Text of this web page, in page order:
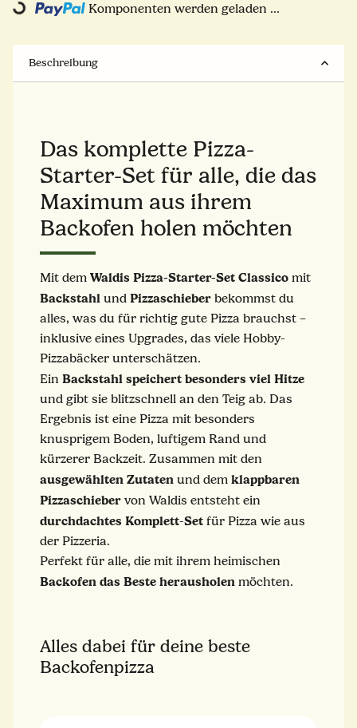
Loading... Komponenten werden geladen ...
Beschreibung
Das komplette Pizza-
Starter-Set für alle, die das
Maximum aus ihrem
Backofen holen möchten
Mit dem Waldis Pizza-Starter-Set Classico mit
Backstahl und Pizzaschieber bekommst du
alles, was du für richtig gute Pizza brauchst –
inklusive eines Upgrades, das viele Hobby-
Pizzabäcker unterschätzen.
Ein Backstahl speichert besonders viel Hitze
und gibt sie blitzschnell an den Teig ab. Das
Ergebnis ist eine Pizza mit besonders
knusprigem Boden, luftigem Rand und
kürzerer Backzeit. Zusammen mit den
ausgewählten Zutaten und dem klappbaren
Pizzaschieber von Waldis entsteht ein
durchdachtes Komplett-Set für Pizza wie aus
der Pizzeria.
Perfekt für alle, die mit ihrem heimischen
Backofen das Beste herausholen möchten.
Alles dabei für deine beste
Backofenpizza